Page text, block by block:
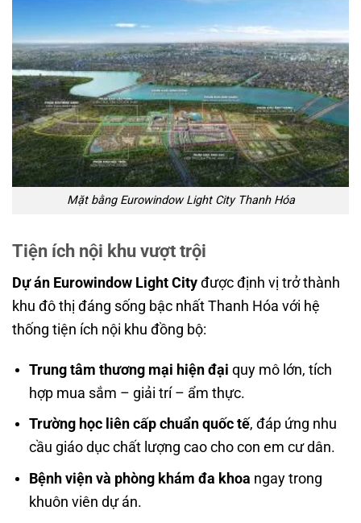
Mặt bằng Eurowindow Light City Thanh Hóa
Tiện ích nội khu vượt trội
Dự án Eurowindow Light Cityđược định vị trở thành
khu đô thị đáng sống bậc nhất Thanh Hóa với hệ
thống tiện ích nội khu đồng bộ:
Trung tâm thương mại hiện đại quy mô lớn, tích
hợp mua sắm – giải trí – ẩm thực.
Trường học liên cấp chuẩn quốc tế, đáp ứng nhu
cầu giáo dục chất lượng cao cho con em cư dân.
Bệnh viện và phòng khám đa khoa ngay trong
khuôn viên dự án.